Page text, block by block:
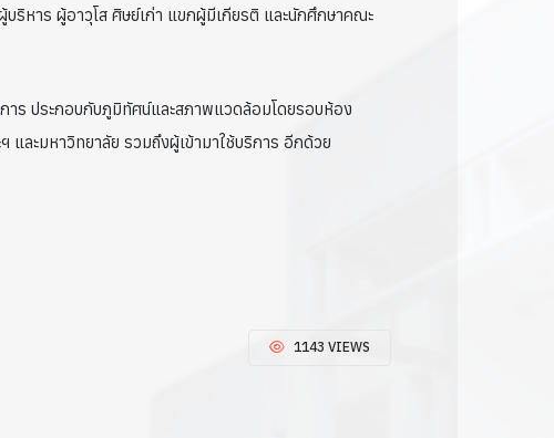
าร ผู้อาวุโส ศิษย์เก่า แขกผู้มีเกียรติ และนักศึกษาคณะ
าร ประกอบกับภูมิทัศน์และสภาพแวดล้อมโดยรอบห้อง
ละมหาวิทยาลัย รวมถึงผู้เข้ามาใช้บริการ อีกด้วย
1143 VIEWS